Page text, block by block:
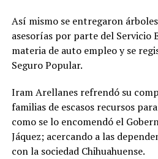
Así mismo se entregaron
asesorías por parte del Servicio
materia de auto empleo y se
Seguro Popular.
Iram Arellanes refrendó su
familias de escasos recursos
como se lo encomendó el
Jáquez; acercando a las
con la sociedad Chihuahuense.